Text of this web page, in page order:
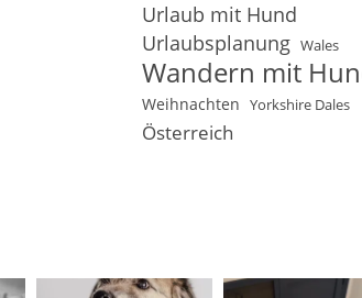
Urlaub mit Hund
Urlaubsplanung Wales
Wandern mit
Weihnachten Yorkshire Dales
Österreich